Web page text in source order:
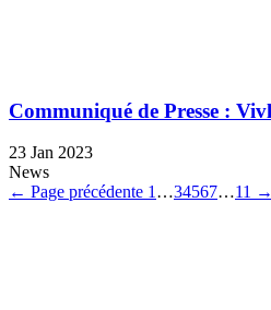
Communiqué de Presse :
23 Jan 2023
News
← Page précédente 1 …34567…11 →